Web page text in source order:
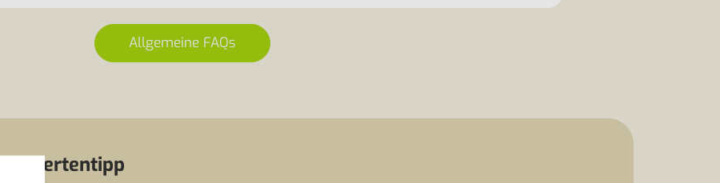
Allgemeine FAQs
Expertentipp